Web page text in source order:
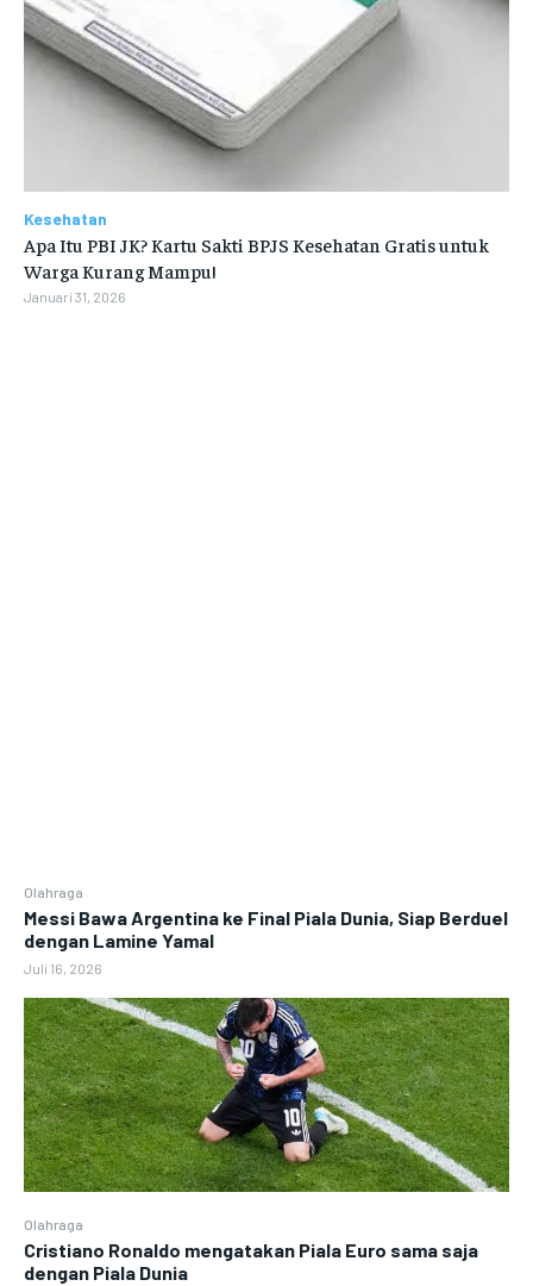
Olahraga
Messi Bawa Argentina ke Final Piala Dunia, Siap Berduel
dengan Lamine Yamal
Juli 16, 2026
Olahraga
Cristiano Ronaldo mengatakan Piala Euro sama saja
dengan Piala Dunia
Kesehatan
Apa Itu PBI JK? Kartu Sakti BPJS Kesehatan Gratis untuk
Warga Kurang Mampu!
Januari 31, 2026